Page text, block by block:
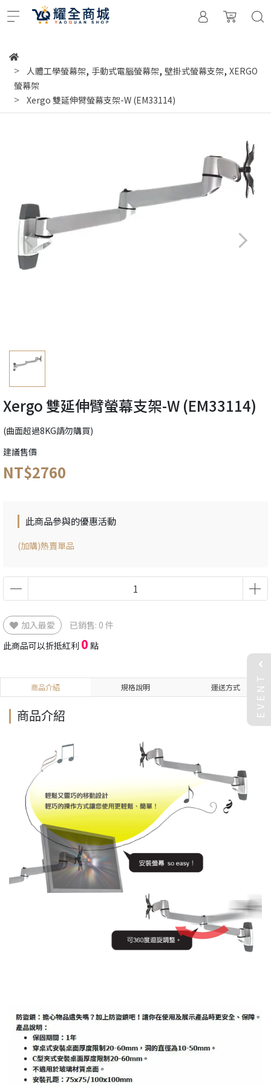
人體工學螢幕架, 手動式電腦螢幕架, 壁掛式螢幕支架, XERGO
螢幕架
Xergo 雙延伸臂螢幕支架-W (EM33114)
Xergo 雙延伸臂螢幕支架-W (EM33114)
(曲面超過8KG請勿購買)
建議售價
NT$2760
此商品參與的優惠活動
(加購)熱賣單品
加入最愛
已銷售: 0 件
此商品可以折抵紅利 0 點
商品介紹 規格說明 運送方式
商品介紹 EVENT